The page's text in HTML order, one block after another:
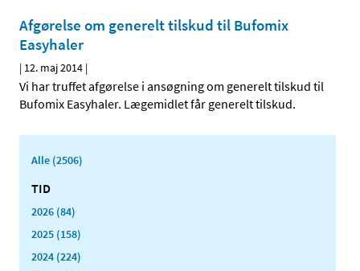
Afgørelse om generelt tilskud til Bufomix
Easyhaler
| 12. maj 2014 |
Vi har truffet afgørelse i ansøgning om generelt tilskud til
Bufomix Easyhaler. Lægemidlet får generelt tilskud.
Alle (2506)
TID
2026 (84)
2025 (158)
2024 (224)